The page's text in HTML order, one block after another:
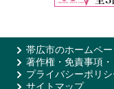
帯広市のホームペ
著作権・免責事項・
プライバシーポリシ
サイトマップ